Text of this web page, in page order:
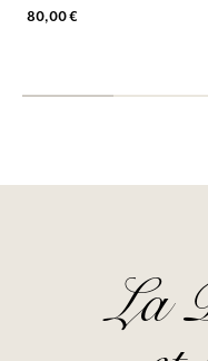
80,00 €
La